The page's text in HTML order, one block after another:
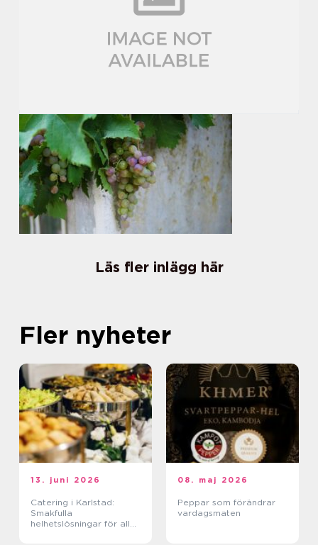
Läs fler inlägg här
Fler nyheter
13. juni 2026
Catering i Karlstad:
Smakfulla
helhetslösningar för alla
08. maj 2026
Peppar som förändrar
vardagsmaten